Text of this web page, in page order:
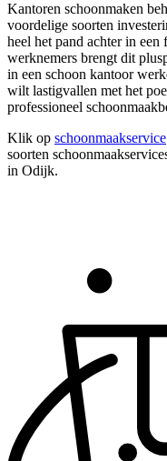
Kantoren schoonmaken
voordelige soorten
heel het pand achter in
werknemers brengt dit
in een schoon kantoor
wilt lastigvallen met het
professioneel
Klik op schoonmaakservice
soorten
in Odijk.